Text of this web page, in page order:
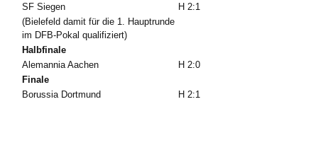
SF Siegen
H 2:1
(Bielefeld damit für die 1. Hauptrunde
im DFB-Pokal qualifiziert)
Halbfinale
Alemannia Aachen
H 2:0
Finale
Borussia Dortmund
H 2:1